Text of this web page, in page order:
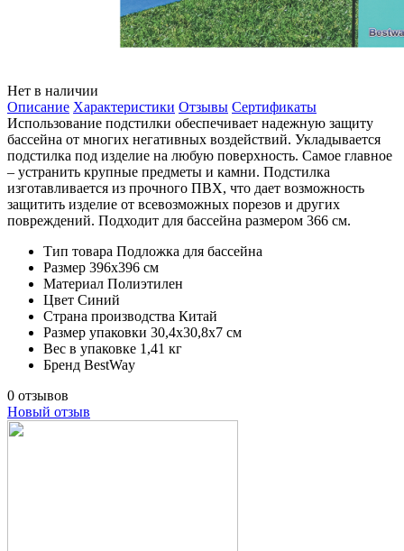
Нет в наличии
Описание Характеристики Отзывы Сертификаты
Использование подстилки обеспечивает надежную защиту
бассейна от многих негативных воздействий. Укладывается
подстилка под изделие на любую поверхность. Самое главное
– устранить крупные предметы и камни. Подстилка
изготавливается из прочного ПВХ, что дает возможность
защитить изделие от всевозможных порезов и других
повреждений. Подходит для бассейна размером 366 см.
Тип товара Подложка для бассейна
Размер 396х396 см
Материал Полиэтилен
Цвет Синий
Страна производства Китай
Размер упаковки 30,4х30,8х7 см
Вес в упаковке 1,41 кг
Бренд BestWay
0 отзывов
Новый отзыв